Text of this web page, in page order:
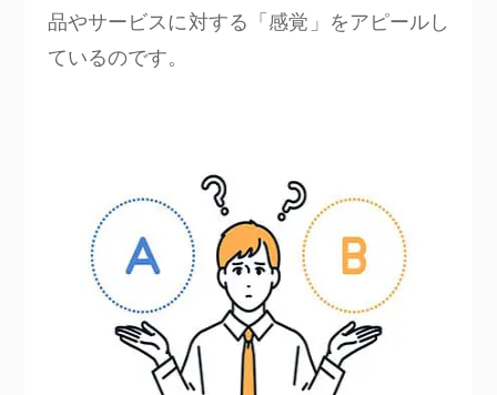
品やサービスに対する「感覚」をアピールし
ているのです。